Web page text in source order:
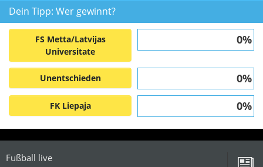
Dein Tipp: Wer gewinnt?
FS Metta/Latvijas
Universitate
0%
Unentschieden 0%
FK Liepaja 0%
Fußball live